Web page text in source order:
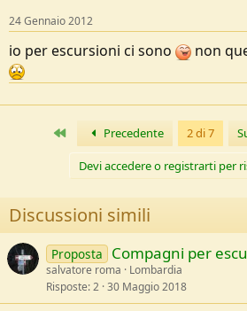
24 Gennaio 2012
io per escursioni ci sono non
Primo Precedente 2 di 7
Devi accedere o registrarti per
Discussioni simili
Proposta Compagni per
salvatore roma
Lombardia
Risposte 2 30 Maggio 2018